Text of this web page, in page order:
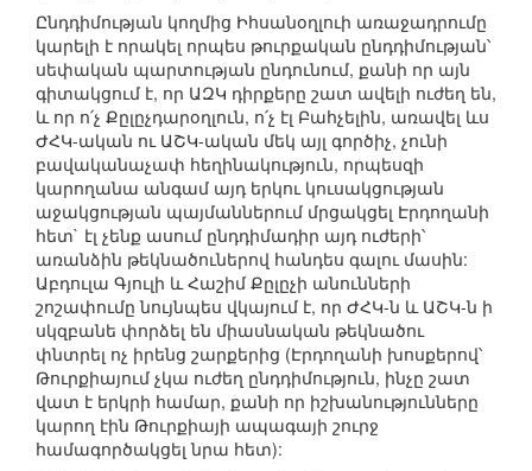
Ընդդիմության կողմից Իհսանօղլուի առաջադրումը
կարելի է որակել որպես թուրքական ընդդիմության՝
սեփական պարտության ընդունում, քանի որ այն
գիտակցում է, որ ԱԶԿ դիրքերը շատ ավելի ուժեղ են,
և որ ո՛չ Քըլըչդարօղլուն, ո՛չ էլ Բահչելին, առավել ևս
ԺՀԿ-ական ու ԱՇԿ-ական մեկ այլ գործիչ, չունի
բավականաչափ հեղինակություն, որպեսզի
կարողանա անգամ այդ երկու կուսակցության
աջակցության պայմաններում մրցակցել Էրդողանի
հետ` էլ չենք ասում ընդդիմադիր այդ ուժերի՝
առանձին թեկնածուներով հանդես գալու մասին:
Աբդուլա Գյուլի և Հաշիմ Քըլըչի անունների
շոշափումը նույնպես վկայում է, որ ԺՀԿ-ն և ԱՇԿ-ն ի
սկզբանե փորձել են միասնական թեկնածու
փնտրել ոչ իրենց շարքերից (Էրդողանի խոսքերով՝
Թուրքիայում չկա ուժեղ ընդդիմություն, ինչը շատ
վատ է երկրի համար, քանի որ իշխանությունները
կարող էին Թուրքիայի ապագայի շուրջ
համագործակցել նրա հետ):